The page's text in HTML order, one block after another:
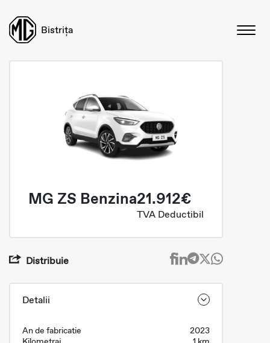
Bistrița
MG ZS Benzina21.912€
TVA Deductibil
Distribuie
Detalii
An de fabricatie
2023